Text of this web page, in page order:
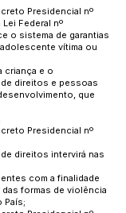
Presidencial nº
Federal nº
o sistema de garantias
vítima ou
criança e o
direitos e pessoas
que
Presidencial nº
direitos intervirá nas
com a finalidade
formas de violência
País;